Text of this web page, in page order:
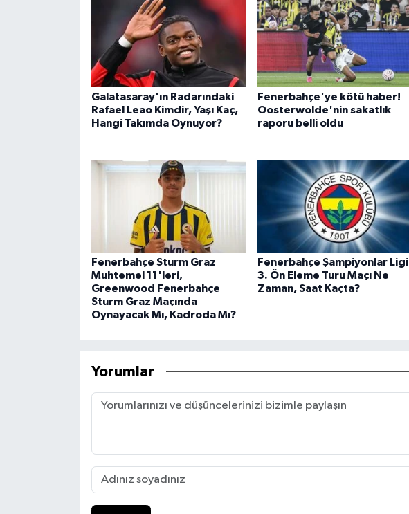
Galatasaray'ın Radarındaki
Rafael Leao Kimdir, Yaşı Kaç,
Hangi Takımda Oynuyor?
Fenerbahçe'ye kötü haber!
Oosterwolde'nin sakatlık
raporu belli oldu
Fenerbahçe Sturm Graz
Muhtemel 11'leri,
Greenwood Fenerbahçe
Sturm Graz Maçında
Oynayacak Mı, Kadroda Mı?
Fenerbahçe Şampiyonlar Ligi
3. Ön Eleme Turu Maçı Ne
Zaman, Saat Kaçta?
Yorumlar